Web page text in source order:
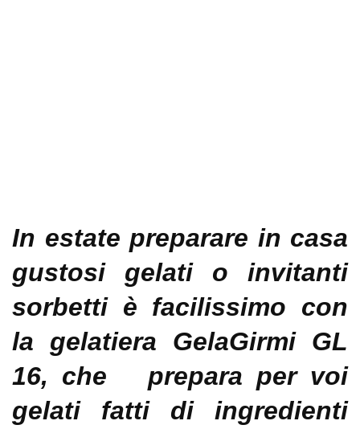
In estate preparare in casa
gustosi gelati o invitanti
sorbetti è facilissimo con
la gelatiera GelaGirmi GL
16, che
prepara per voi
gelati fatti di ingredienti